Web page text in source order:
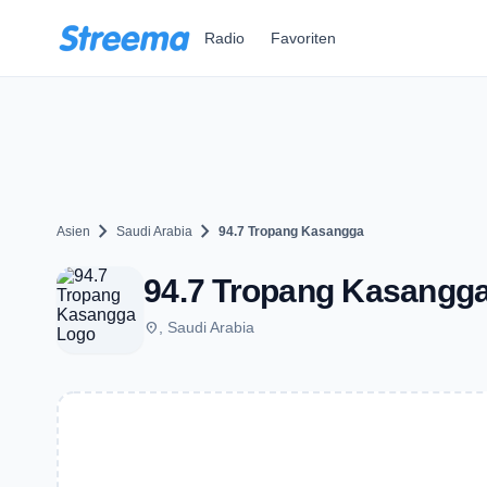
Radio Favoriten
Asien chevron_right Saudi Arabia chevron_right 94.7 Tropang Kasangga
94.7 Tropang
place , Saudi Arabia